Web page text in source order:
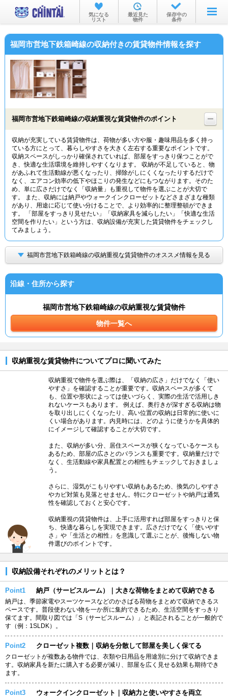
お部屋を探す
沿線・駅から
物件特集から
TOP
気になる
リスト
最近見た
物件
保存中の
条件
福岡市営地下鉄箱崎線の収納付きの賃貸物件情報を探す
福岡市営地下鉄箱崎線の収納重視な賃貸物件のポイント
収納が充実している賃貸物件は、荷物が多い方や服・趣味用品を多く持っ
ている方にとって、暮らしやすさを大きく左右する重要なポイントです。
収納スペースがしっかり確保されていれば、部屋をすっきり保つことがで
き、快適な生活環境を維持しやすくなります。 収納が不足していると、物
があふれて生活動線が悪くなったり、掃除がしにくくなったりするだけで
なく、エアコン効率の低下やほこりの発生などにもつながります。そのた
め、単に広さだけでなく「収納量」も重視して物件を選ぶことが大切で
す。 また、収納には納戸やウォークインクローゼットなどさまざまな種類
があり、用途に応じて使い分けることで、より効率的に整理整頓ができま
す。 「部屋をすっきり見せたい」「収納家具を減らしたい」「快適な生活
空間を作りたい」という方は、収納設備が充実した賃貸物件をチェックし
てみましょう。
福岡市営地下鉄箱崎線の収納重視な賃貸物件のオススメ情報を見る
沿線・住所から探す
福岡市営地下鉄箱崎線の収納重視な賃貸物件
物件一覧へ
収納重視な賃貸物件についてプロに聞いてみた
収納重視で物件を選ぶ際は、「収納の広さ」だけでなく「使い
やすさ」を確認することが重要です。収納スペースが多くて
も、位置や形状によっては使いづらく、実際の生活で活用しき
れないケースもあります。 例えば、奥行きが深すぎる収納は物
を取り出しにくくなったり、高い位置の収納は日常的に使いに
くい場合があります。内見時には、どのように使うかを具体的
にイメージして確認することが大切です。
また、収納が多い分、居住スペースが狭くなっているケースも
あるため、部屋の広さとのバランスも重要です。収納量だけで
なく、生活動線や家具配置との相性もチェックしておきましょ
う。
さらに、湿気がこもりやすい収納もあるため、換気のしやすさ
やカビ対策も見落とせません。特にクローゼットや納戸は通気
性を確認しておくと安心です。
収納重視の賃貸物件は、上手に活用すれば部屋をすっきりと保
ち、快適な暮らしを実現できます。広さだけでなく「使いやす
さ」や「生活との相性」を意識して選ぶことが、後悔しない物
件選びのポイントです。
収納設備それぞれのメリットとは？
Point1 納戸（サービスルーム）｜大きな荷物をまとめて収納できる
納戸は、季節家電やスーツケースなどのかさばる荷物をまとめて収納できるス
ペースです。普段使わない物を一か所に集約できるため、生活空間をすっきり
保てます。間取り図では「S（サービスルーム）」と表記されることが一般的で
す（例：1SLDK）。
Point2 クローゼット複数｜収納を分散して部屋を美しく保てる
クローゼットが複数ある物件では、衣類や日用品を用途別に分けて収納できま
す。収納家具を新たに購入する必要が減り、部屋を広く見せる効果も期待でき
ます。
Point3 ウォークインクローゼット｜収納力と使いやすさを両立